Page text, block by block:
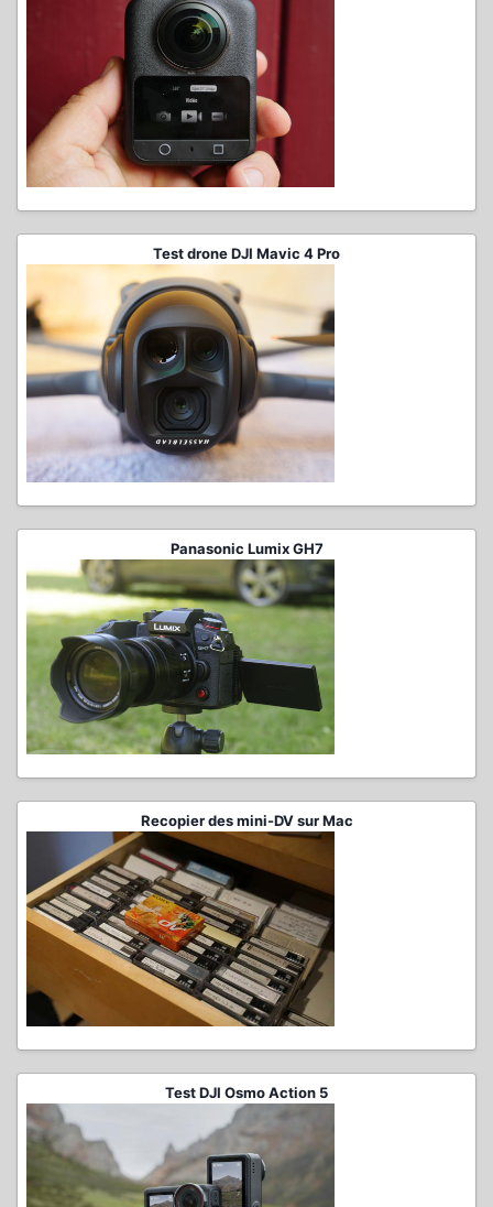
Test drone DJI Mavic 4 Pro
Panasonic Lumix GH7
Recopier des mini-DV sur Mac
Test DJI Osmo Action 5